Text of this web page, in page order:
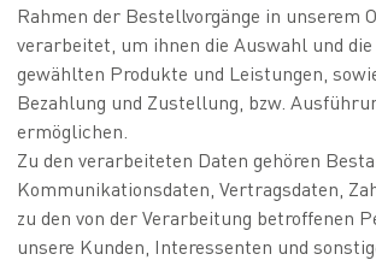
Rahmen der Bestellvorgänge in unserem
verarbeitet, um ihnen die Auswahl und
gewählten Produkte und Leistungen,
Bezahlung und Zustellung, bzw.
ermöglichen.
Zu den verarbeiteten Daten gehören
Kommunikationsdaten, Vertragsdaten,
zu den von der Verarbeitung betroffenen
unsere Kunden, Interessenten und